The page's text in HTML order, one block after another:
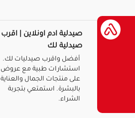
صيدلية ادم اونلاين | اقرب
صيدلية لك
أفضل واقرب صيدليات لك.
استشارات طبية مع عروض
على منتجات الجمال والعناية
بالبشرة. استمتعي بتجربة
الشراء.